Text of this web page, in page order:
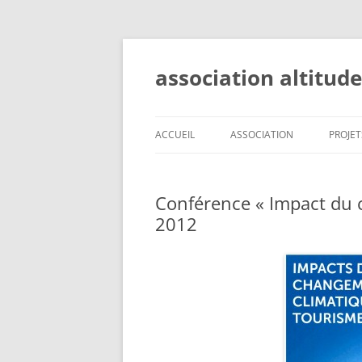
Aller
association
ACCUEIL ASSOCIATION
COMITÉ
DEVENIR MEMBRE LÀ-
SOUS
Conférence « Impact
2012